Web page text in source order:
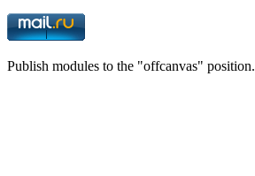
Publish modules to the "offcanvas" position.